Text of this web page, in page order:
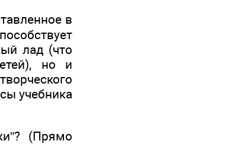
в
лад (что
но и
учебника
(Прямо